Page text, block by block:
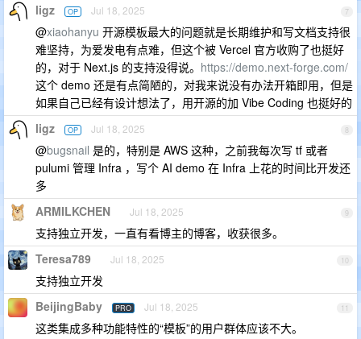
7
ligz OP Jul 18, 2025
@xiaohanyu 开源模板最大的问题就是长期维护和写文档支持很
难坚持，为爱发电有点难，但这个被 Vercel 官方收购了也挺好
的，对于 Next.js 的支持没得说。 https://demo.next-forge.com/
这个 demo 还是有点简陋的，对我来说没有办法开箱即用，但是
如果自己已经有设计想法了，用开源的加 Vibe Coding 也挺好的
8
ligz OP Jul 18, 2025
@bugsnail 是的，特别是 AWS 这种，之前我每次写 tf 或者
pulumi 管理 Infra ，写个 AI demo 在 Infra 上花的时间比开发还
多
9
ARMILKCHEN Jul 18, 2025
支持独立开发，一直有看博主的博客，收获很多。
10
Teresa789 Jul 18, 2025
支持独立开发
11
BeijingBaby PRO Jul 18, 2025
这类集成多种功能特性的“模板”的用户群体应该不大。